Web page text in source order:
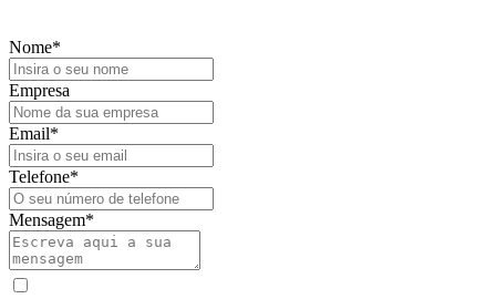
Nome*
Empresa
Email*
Telefone*
Mensagem*